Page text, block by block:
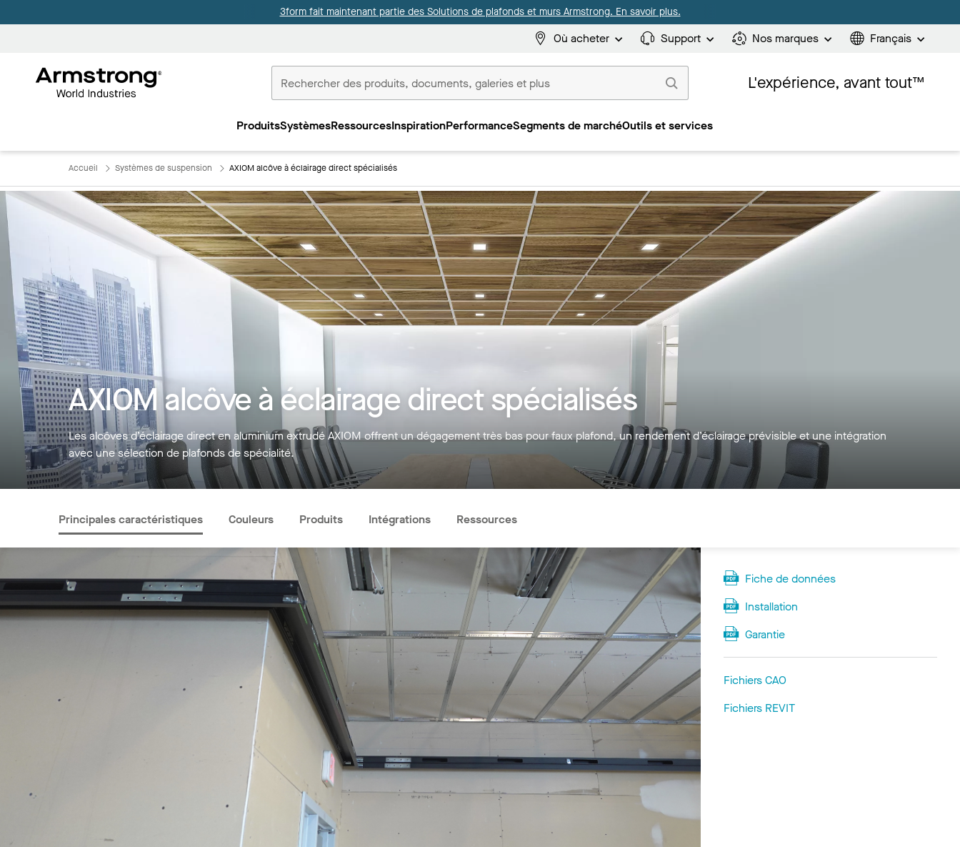
3form fait maintenant partie des Solutions de plafonds et murs Armstrong. En savoir plus.
Où acheter Support Nos marques Français
Commerciaux
L'expérience, avant tout™
ProduitsSystèmesRessourcesInspirationPerformanceSegments de marchéOutils et services
Accueil Systèmes de suspension AXIOM alcôve à éclairage direct spécialisés
AXIOM alcôve à éclairage direct spécialisés
Les alcôves d’éclairage direct en aluminium extrudé AXIOM offrent un dégagement très bas pour faux plafond, un rendement d’éclairage prévisible et une intégration
avec une sélection de plafonds de spécialité.
Principales caractéristiques Couleurs Produits Intégrations Ressources
Fiche de données
Installation
Garantie
Fichiers CAO
Fichiers REVIT